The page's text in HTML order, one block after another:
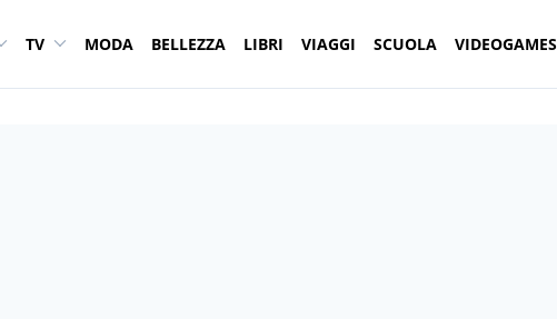
TV MODA BELLEZZA LIBRI VIAGGI SCUOLA VIDEOGAMES